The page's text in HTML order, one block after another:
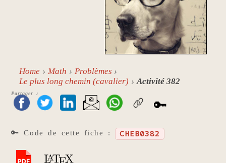
Home Math
Problèmes
Le plus long chemin (cavalier)
Activité 382
Partager :
🔑
🔑 Code de cette fiche : CHEB0382